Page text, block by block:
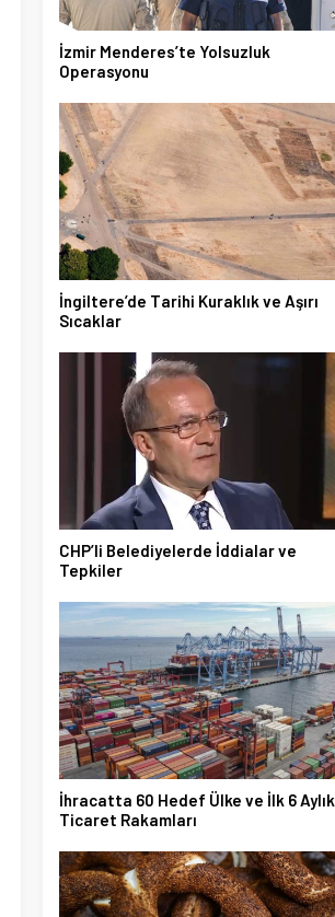
İzmir Menderes’te Yolsuzluk
Operasyonu
İngiltere’de Tarihi Kuraklık ve Aşırı
Sıcaklar
CHP’li Belediyelerde İddialar ve
Tepkiler
İhracatta 60 Hedef Ülke ve İlk 6 Aylık
Ticaret Rakamları